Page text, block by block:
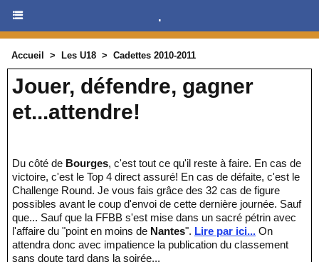
.
Accueil > Les U18 > Cadettes 2010-2011
Jouer, défendre, gagner
et...attendre!
Du côté de Bourges, c'est tout ce qu'il reste à faire. En cas de
victoire, c'est le Top 4 direct assuré! En cas de défaite, c'est le
Challenge Round. Je vous fais grâce des 32 cas de figure
possibles avant le coup d'envoi de cette dernière journée. Sauf
que... Sauf que la FFBB s'est mise dans un sacré pétrin avec
l'affaire du "point en moins de Nantes". Lire par ici... On
attendra donc avec impatience la publication du classement
sans doute tard dans la soirée...